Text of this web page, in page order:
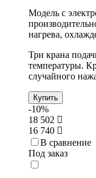
Модель с
нагрева,
Три крана
температуры.
случайного
Купить
-10%
18 502
16 740
В сравнение
Под заказ